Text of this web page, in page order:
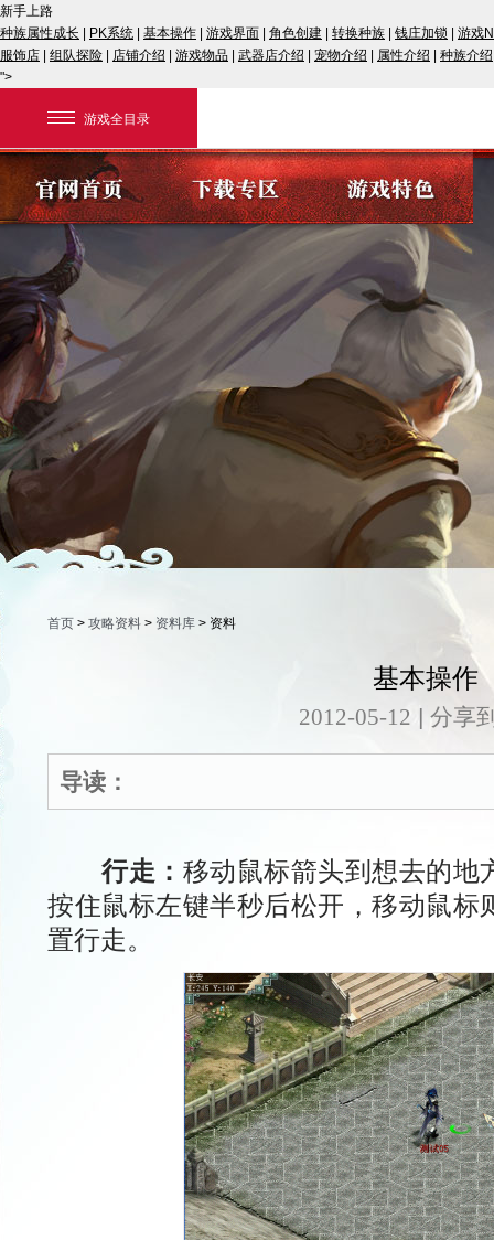
新手上路
种族属性成长
PK系统 基本操作 游戏界面 角色创建 转换种族 钱庄加锁
游戏
服饰店
组队探险 店铺介绍 游戏物品 武器店介绍 宠物介绍 属性介绍
种族介绍
">
游戏全目录
网易游戏
游戏爱好者
我的足迹：
首页 > 攻略资料 > 资料库 > 资料
基本操作
2012-05-12 | 分享
导读：
行走： 移动鼠标箭头到想去的地
按住鼠标左键半秒后松开，移动鼠标
置行走。